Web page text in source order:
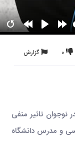
گزارش 0
باشد تا بر تولید هورمون رشد در نوجوان تاثیر منفی
و مدرس دانشگاه